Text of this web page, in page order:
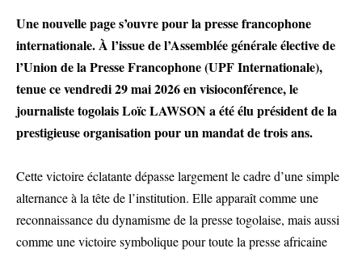
Une nouvelle page s’ouvre pour la presse francophone
internationale. À l’issue de l’Assemblée générale élective de
l’Union de la Presse Francophone (UPF Internationale),
tenue ce vendredi 29 mai 2026 en visioconférence, le
journaliste togolais Loïc LAWSON a été élu président de la
prestigieuse organisation pour un mandat de trois ans.
Cette victoire éclatante dépasse largement le cadre d’une simple
alternance à la tête de l’institution. Elle apparaît comme une
reconnaissance du dynamisme de la presse togolaise, mais aussi
comme une victoire symbolique pour toute la presse africaine